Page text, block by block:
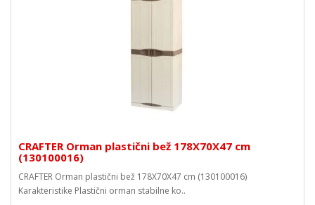
CRAFTER Orman plastični bež 178X70X47 cm
(130100016)
CRAFTER Orman plastični bež 178X70X47 cm (130100016)
Karakteristike Plastični orman stabilne ko..